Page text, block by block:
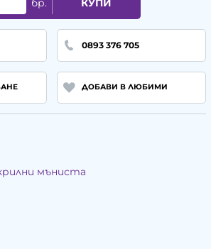
бр. КУПИ
0893 376 705
ДОБАВИ В ЛЮБИМИ
мъниста